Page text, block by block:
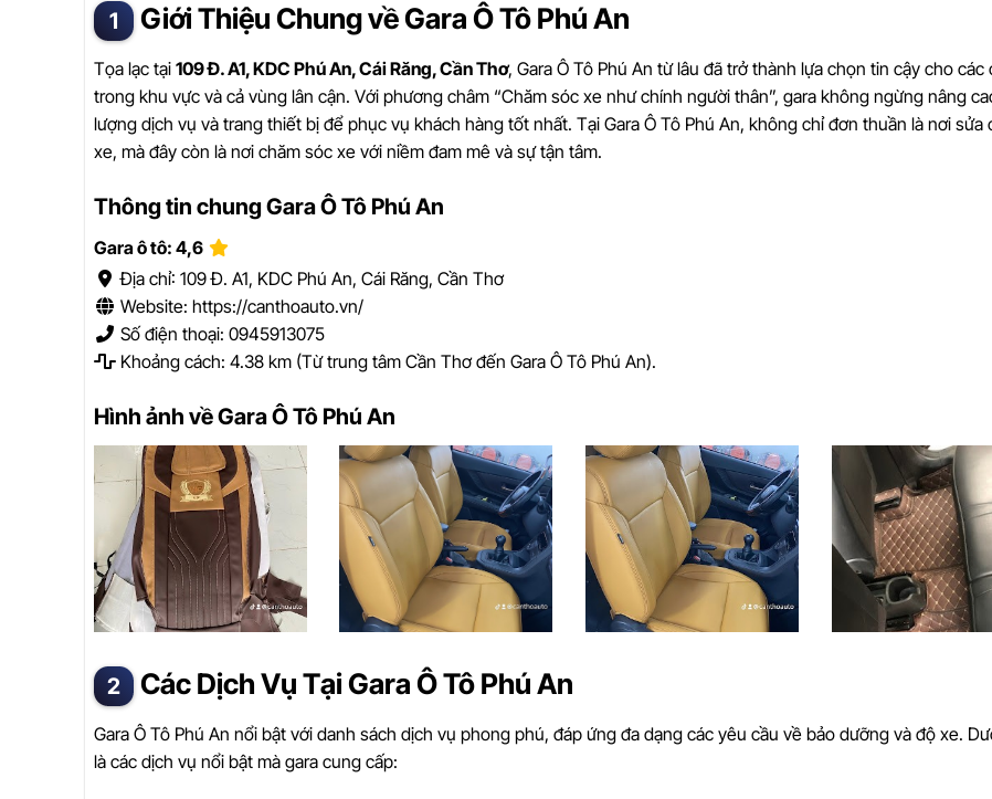
Giới Thiệu Chung về Gara Ô Tô Phú An
Tọa lạc tại 109 Đ. A1, KDC Phú An, Cái Răng, Cần Thơ, Gara Ô Tô Phú An từ lâu đã trở thành lựa chọn tin cậy cho các
trong khu vực và cả vùng lân cận. Với phương châm “Chăm sóc xe như chính người thân”, gara không ngừng nâng
lượng dịch vụ và trang thiết bị để phục vụ khách hàng tốt nhất. Tại Gara Ô Tô Phú An, không chỉ đơn thuần là nơi sửa
xe, mà đây còn là nơi chăm sóc xe với niềm đam mê và sự tận tâm.
Thông tin chung Gara Ô Tô Phú An
Gara ô tô: 4,6
Địa chỉ: 109 Đ. A1, KDC Phú An, Cái Răng, Cần Thơ
Website: https://canthoauto.vn/
Số điện thoại: 0945913075
Khoảng cách: 4.38 km (Từ trung tâm Cần Thơ đến Gara Ô Tô Phú An).
Hình ảnh về Gara Ô Tô Phú An
Các Dịch Vụ Tại Gara Ô Tô Phú An
Gara Ô Tô Phú An nổi bật với danh sách dịch vụ phong phú, đáp ứng đa dạng các yêu cầu về bảo dưỡng và độ xe.
là các dịch vụ nổi bật mà gara cung cấp: